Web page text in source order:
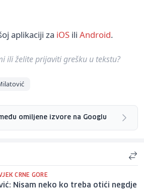
aplikaciji za iOS ili Android.
ili želite prijaviti grešku u tekstu?
omiljene izvore na Googlu
CRNE GORE
Nisam neko ko treba otići negdje